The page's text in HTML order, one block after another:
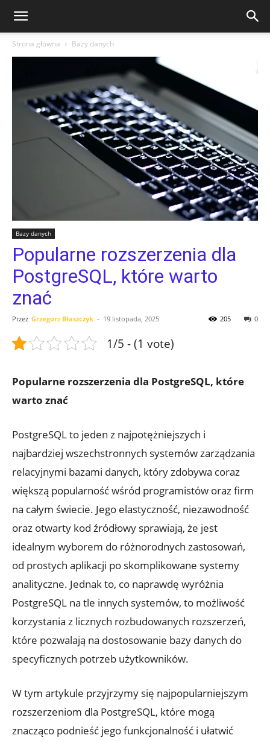
Strona główna Bazy danych
Bazy danych
Popularne rozszerzenia dla
PostgreSQL, które warto
znać
Przez Grzegorz Błaszczyk - 19 listopada, 2025 0
205
1/5 - (1 vote)
Popularne rozszerzenia dla ⁢PostgreSQL, ⁢które
warto znać
PostgreSQL to jeden​ z najpotężniejszych i
najbardziej wszechstronnych systemów zarządzania⁣
relacyjnymi bazami danych,⁣ który zdobywa⁤ coraz
‍większą popularność wśród programistów oraz firm
na całym świecie. Jego⁢ elastyczność, niezawodność
oraz otwarty ⁤kod źródłowy sprawiają, że⁣ jest
⁤idealnym wyborem do różnorodnych zastosowań,
od prostych aplikacji⁣ po skomplikowane systemy
analityczne. Jednak to, co​ naprawdę wyróżnia‍
PostgreSQL na⁣ tle innych systemów, to możliwość⁤
korzystania z‍ licznych rozbudowanych rozszerzeń,
które pozwalają na dostosowanie bazy danych do
specyficznych potrzeb użytkowników.
W tym artykule przyjrzymy⁣ się najpopularniejszym
rozszerzeniom ⁤dla PostgreSQL, które mogą
znacząco ‌podnieść jego‌ funkcjonalność i ułatwić‌